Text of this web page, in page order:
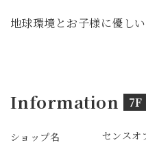
地球環境とお子様に優しい
Information 7F
ショップ名 センスオ